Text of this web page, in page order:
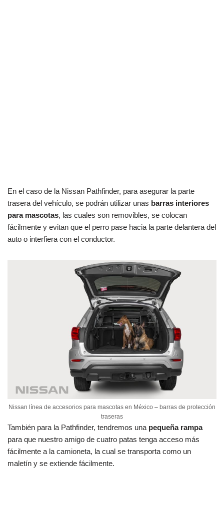
En el caso de la Nissan Pathfinder, para asegurar la parte
trasera del vehículo, se podrán utilizar unas barras interiores
para mascotas, las cuales son removibles, se colocan
fácilmente y evitan que el perro pase hacia la parte delantera del
auto o interfiera con el conductor.
Nissan línea de accesorios para mascotas en México – barras de protección
traseras
También para la Pathfinder, tendremos una pequeña rampa
para que nuestro amigo de cuatro patas tenga acceso más
fácilmente a la camioneta, la cual se transporta como un
maletín y se extiende fácilmente.